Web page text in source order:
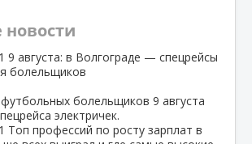
новости
9 августа: в Волгограде — спецрейсы
болельщиков
болельщиков 9 августа
электричек.
Топ профессий по росту зарплат в